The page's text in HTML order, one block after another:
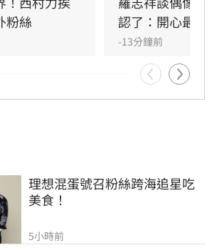
憾與不捨。此事件再度引發外界
星文化的關注。該名粉絲呼籲，
活唯一寄託，應珍惜自身生命。
詳細案情，仍待警方進一步調查
全球粉絲深感震驚與悲痛。
粉絲
認了：開心最重
-13分鐘前
理想混蛋號召粉絲跨海追星吃
美食！
5小時前